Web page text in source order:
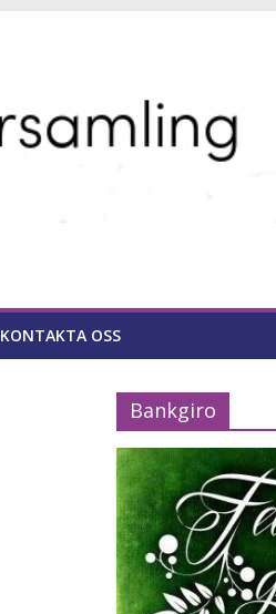
KONTAKTA OSS
Bankgiro